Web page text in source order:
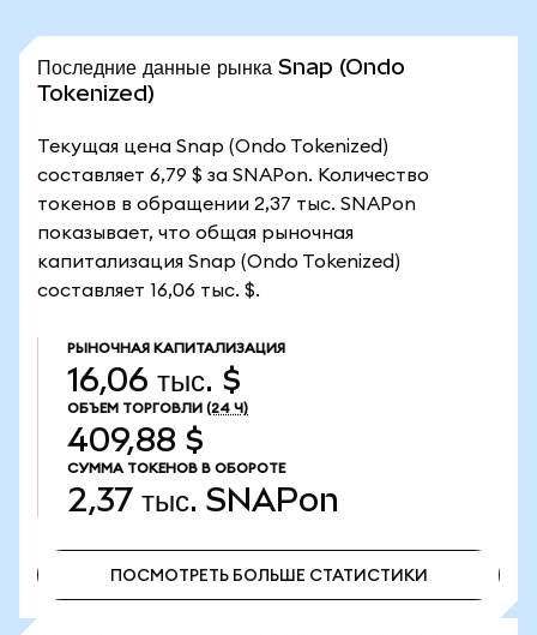
Последние данные рынка Snap (Ondo
Tokenized)
Текущая цена Snap (Ondo Tokenized)
составляет 6,79 $ за SNAPon. Количество
токенов в обращении 2,37 тыс. SNAPon
показывает, что общая рыночная
капитализация Snap (Ondo Tokenized)
составляет 16,06 тыс. $.
РЫНОЧНАЯ КАПИТАЛИЗАЦИЯ
16,06 тыс. $
ОБЪЕМ ТОРГОВЛИ (24 Ч)
409,88 $
СУММА ТОКЕНОВ В ОБОРОТЕ
2,37 тыс. SNAPon
ПОСМОТРЕТЬ БОЛЬШЕ СТАТИСТИКИ